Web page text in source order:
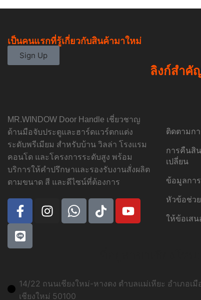
เป็นคนแรกที่รู้เกี่ยวกับสินค้ามาใหม่
Sign Up
MR.WINDOW Door Handle เชี่ยวชาญ
ด้านมือจับประตูและฮาร์ดแวร์ตกแต่ง
ระดับพรีเมียม สำหรับบ้าน วิลล่า โรงแรม
คอนโด และโครงการระดับสูง พร้อม
บริการให้คำปรึกษาและรองรับงานสั่งผลิต
ตามขนาด สี และดีไซน์ที่ต้องการ
ลิงก์สำคั
ติดตามก
การคืนสิ
เปลี่ยน
ข้อมูลกา
หัวข้อช่ว
ให้ข้อเสน
14/22 ถนนเชียงใหม่-หางดง ตำบลแม่เหียะ อำเภอเมื
เชียงใหม่ 50100